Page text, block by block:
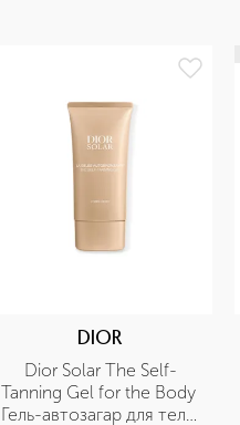
DIOR
Dior Solar The Self-
Tanning Gel for the Body
Гель-автозагар для тела